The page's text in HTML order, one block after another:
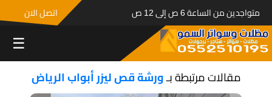
متواجدين من الساعة 6 ص إلى 12 ص اتصل الان
☰
مقالات مرتبطة بـورشة قص ليزر أبواب الرياض